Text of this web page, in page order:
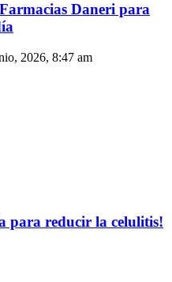
Daneri para
2026, 8:47 am
para reducir la celulitis!